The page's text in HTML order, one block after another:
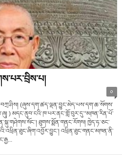
༠
(ཞུས་དག་ཚད་ལྡན་བྱུང་མེད་པས་དག་ཆ་སོགས་
) མདང་ནུབ་ངའི་ཁ་པར་ནང་གློ་བུར་དུ་“མཁན་རིན་པོ་
ཐུགས་སྨོན་གནང་རོགས། ཁྱེད་ཧ་ཅང་
འཕྲིན་ཐུང་གནང་མཁན་ནི་